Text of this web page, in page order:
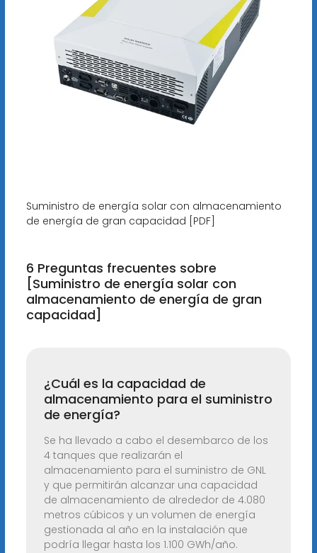
Suministro de energía solar con almacenamiento
de energía de gran capacidad [PDF]
6 Preguntas frecuentes sobre
[Suministro de energía solar con
almacenamiento de energía de gran
capacidad]
¿Cuál es la capacidad de
almacenamiento para el suministro
de energía?
Se ha llevado a cabo el desembarco de los
4 tanques que realizarán el
almacenamiento para el suministro de GNL
y que permitirán alcanzar una capacidad
de almacenamiento de alrededor de 4.080
metros cúbicos y un volumen de energía
gestionada al año en la instalación que
podría llegar hasta los 1.100 GWh/año.